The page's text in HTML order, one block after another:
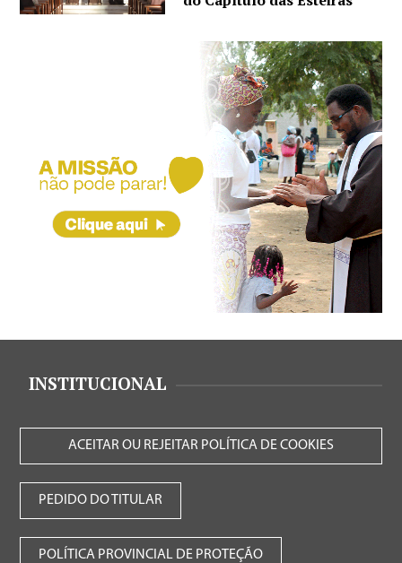
INSTITUCIONAL
ACEITAR OU REJEITAR POLÍTICA DE COOKIES
PEDIDO DO TITULAR
POLÍTICA PROVINCIAL DE PROTEÇÃO